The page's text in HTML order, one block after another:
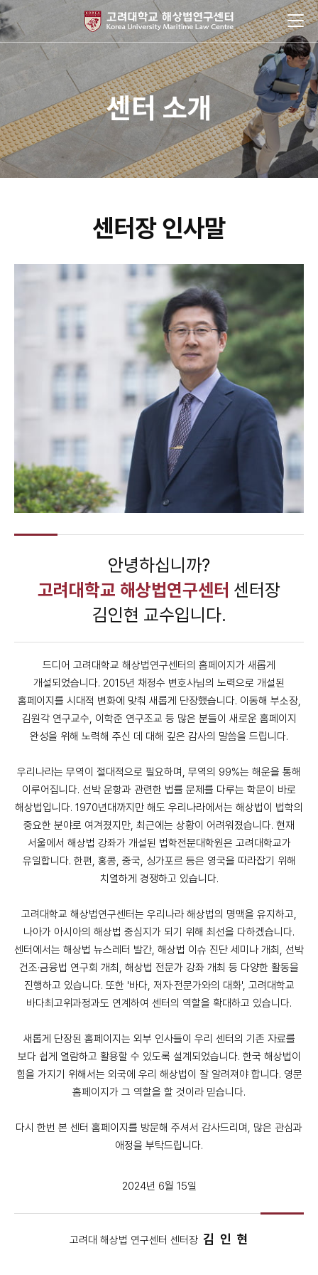
센터 소개
센터장 인사말
안녕하십니까?
고려대학교 해상법연구센터 센터장
김인현 교수입니다.
드디어 고려대학교 해상법연구센터의 홈페이지가 새롭게
개설되었습니다. 2015년 채정수 변호사님의 노력으로 개설된
홈페이지를 시대적 변화에 맞춰 새롭게 단장했습니다. 이동해 부소장,
김원각 연구교수, 이학준 연구조교 등 많은 분들이 새로운 홈페이지
완성을 위해 노력해 주신 데 대해 깊은 감사의 말씀을 드립니다.
우리나라는 무역이 절대적으로 필요하며, 무역의 99%는 해운을 통해
이루어집니다. 선박 운항과 관련한 법률 문제를 다루는 학문이 바로
해상법입니다. 1970년대까지만 해도 우리나라에서는 해상법이 법학의
중요한 분야로 여겨졌지만, 최근에는 상황이 어려워졌습니다. 현재
서울에서 해상법 강좌가 개설된 법학전문대학원은 고려대학교가
유일합니다. 한편, 홍콩, 중국, 싱가포르 등은 영국을 따라잡기 위해
치열하게 경쟁하고 있습니다.
고려대학교 해상법연구센터는 우리나라 해상법의 명맥을 유지하고,
나아가 아시아의 해상법 중심지가 되기 위해 최선을 다하겠습니다.
센터에서는 해상법 뉴스레터 발간, 해상법 이슈 진단 세미나 개최, 선박
건조·금융법 연구회 개최, 해상법 전문가 강좌 개최 등 다양한 활동을
진행하고 있습니다. 또한 '바다, 저자·전문가와의 대화', 고려대학교
바다최고위과정과도 연계하여 센터의 역할을 확대하고 있습니다.
새롭게 단장된 홈페이지는 외부 인사들이 우리 센터의 기존 자료를
보다 쉽게 열람하고 활용할 수 있도록 설계되었습니다. 한국 해상법이
힘을 가지기 위해서는 외국에 우리 해상법이 잘 알려져야 합니다. 영문
홈페이지가 그 역할을 할 것이라 믿습니다.
다시 한번 본 센터 홈페이지를 방문해 주셔서 감사드리며, 많은 관심과
애정을 부탁드립니다.
2024년 6월 15일
고려대 해상법 연구센터 센터장 김 인 현